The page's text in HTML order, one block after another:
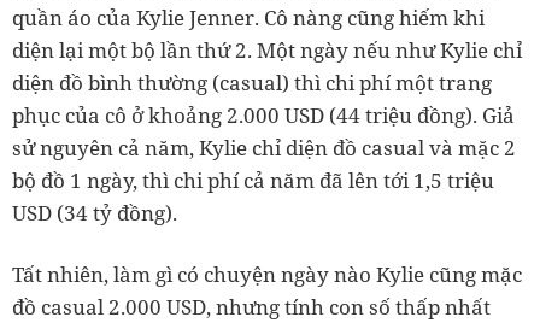
quần áo của Kylie Jenner. Cô nàng cũng hiếm khi
diện lại một bộ lần thứ 2. Một ngày nếu như Kylie chỉ
diện đồ bình thường (casual) thì chi phí một trang
phục của cô ở khoảng 2.000 USD (44 triệu đồng). Giả
sử nguyên cả năm, Kylie chỉ diện đồ casual và mặc 2
bộ đồ 1 ngày, thì chi phí cả năm đã lên tới 1,5 triệu
USD (34 tỷ đồng).
Tất nhiên, làm gì có chuyện ngày nào Kylie cũng mặc
đồ casual 2.000 USD, nhưng tính con số thấp nhất